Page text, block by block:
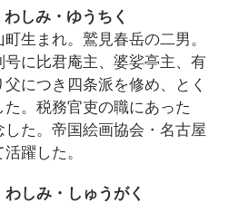
しみ・ゆうちく
生まれ。鷲見春岳の二男。
に比君庵主、婆娑亭主、有
につき四条派を修め、とく
。税務官吏の職にあった
た。帝国絵画協会・名古屋
躍した。
しみ・しゅうがく